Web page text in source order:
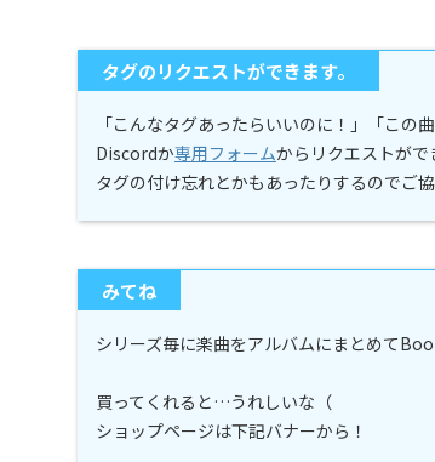
タグのリクエストができます。
「こんなタグあったらいいのに！」「この
Discordか専用フォームからリクエストがで
タグの付け忘れとかもあったりするのでご
みてね
シリーズ毎に楽曲をアルバムにまとめて
買ってくれると…うれしいな（
ショップページは下記バナーから！